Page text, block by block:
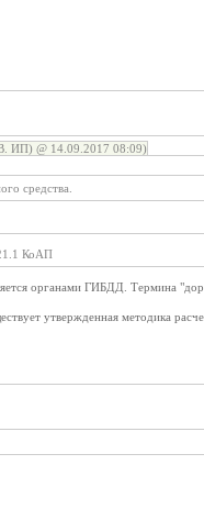
ИП) @ 14.09.2017 08:09)
средства.
КоАП
органами ГИБДД. Термина
утвержденная методика